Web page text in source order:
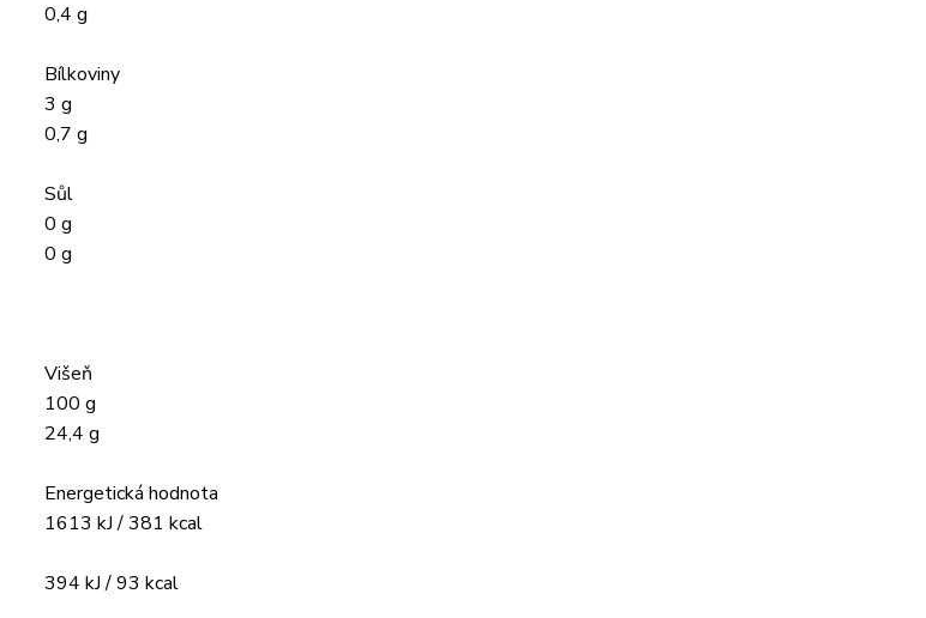
0,4 g
Bílkoviny
3 g
0,7 g
Sůl
0 g
0 g
Višeň
100 g
24,4 g
Energetická hodnota
1613 kJ / 381 kcal
394 kJ / 93 kcal